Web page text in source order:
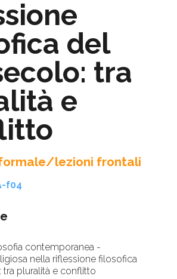
del
tra
e
lezioni frontali
f04
contemporanea -
nella riflessione filosofica
tra pluralità e conflitto